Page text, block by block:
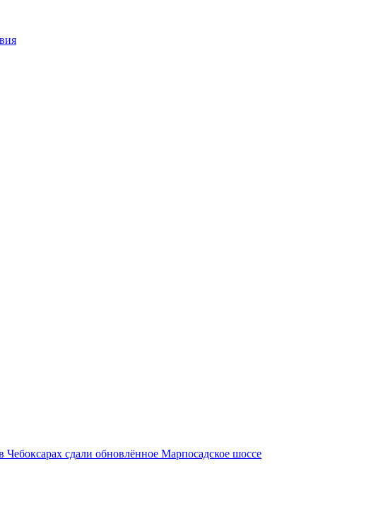
сдали обновлённое Марпосадское шоссе